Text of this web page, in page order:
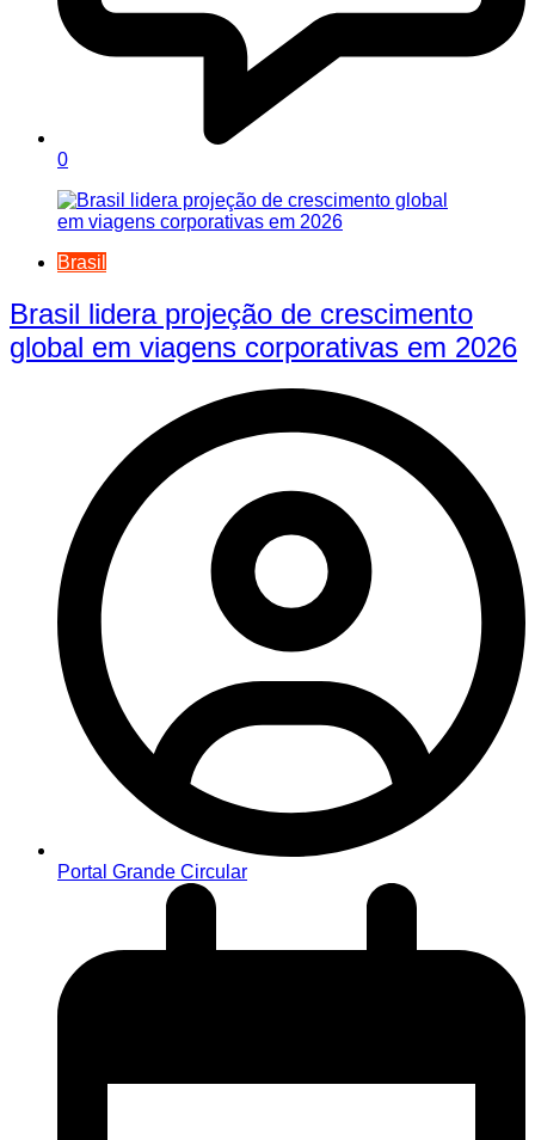
0
Brasil
Brasil lidera projeção de crescimento
global em viagens corporativas em 2026
Portal Grande Circular